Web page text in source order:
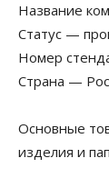
Название
Статус —
Номер
Страна —
Основные
изделия и